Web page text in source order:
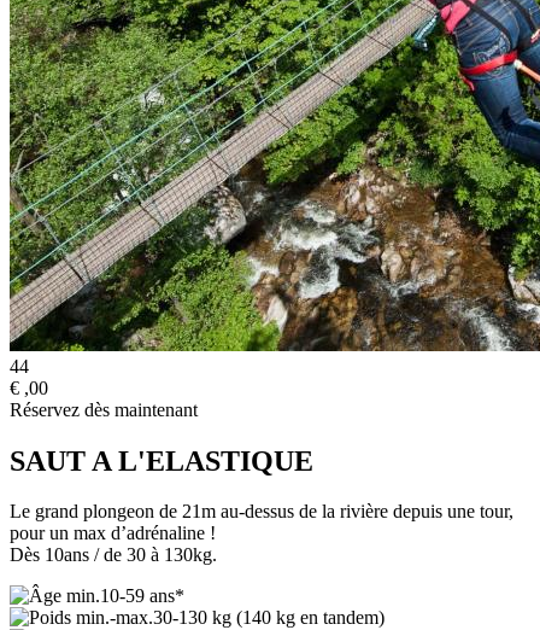
44
€ ,00
Réservez dès maintenant
SAUT A L'ELASTIQUE
Le grand plongeon de 21m au-dessus de la rivière depuis une tour,
pour un max d’adrénaline !
Dès 10ans / de 30 à 130kg.
10-59 ans*
30-130 kg (140 kg en tandem)